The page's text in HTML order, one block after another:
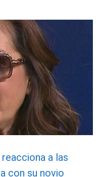
reacciona a las
con su novio